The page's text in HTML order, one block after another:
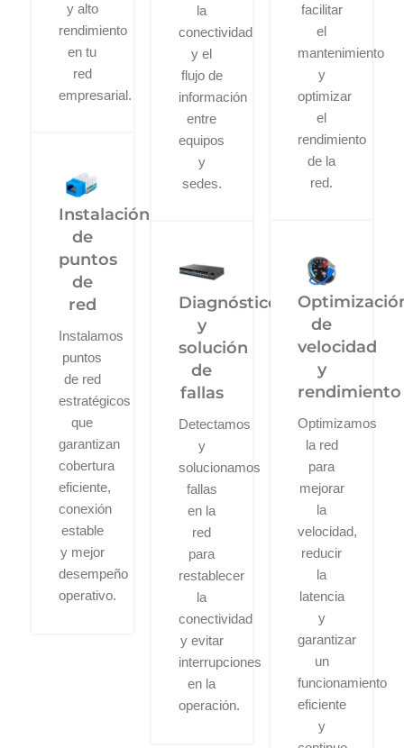
y alto
rendimiento
en tu
red
empresarial.
Instalación
de
puntos
de
red
Instalamos
puntos
de red
estratégicos
que
garantizan
cobertura
eficiente,
conexión
estable
y mejor
desempeño
operativo.
la
conectividad
y el
flujo de
información
entre
equipos
y
sedes.
Diagnóstico
y
solución
de
fallas
Detectamos
y
solucionamos
fallas
en la
red
para
restablecer
la
conectividad
y evitar
interrupciones
en la
operación.
facilitar
el
mantenimiento
y
optimizar
el
rendimiento
de la
red.
de
velocidad
y
rendimiento
Optimizamos
la red
para
mejorar
la
velocidad,
reducir
la
latencia
y
garantizar
un
funcionamiento
eficiente
y